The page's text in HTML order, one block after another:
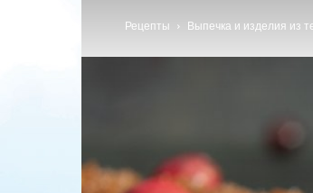
Рецепты Выпечка и изделия из